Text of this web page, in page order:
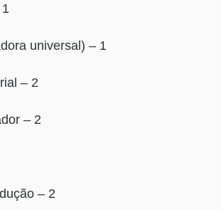
universal) – 1
– 2
– 2
– 2